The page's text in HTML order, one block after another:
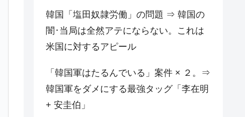
韓国「塩田奴隷労働」の問題 ⇒ 韓国の
闇･当局は全然アテにならない。これは
米国に対するアピール
「韓国軍はたるんでいる」案件 × ２。⇒
韓国軍をダメにする最強タッグ「李在明
+ 安圭伯」